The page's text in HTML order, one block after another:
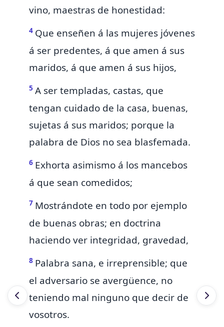
vino, maestras de honestidad:
4 Que enseñen á las mujeres jóvenes
á ser predentes, á que amen á sus
maridos, á que amen á sus hijos,
5 A sertempladas, castas, que
tengan cuidado de la casa, buenas,
sujetas á sus maridos; porque la
palabra de Dios no sea blasfemada.
6 Exhorta asimismo á los mancebos
á que sean comedidos;
7 Mostrándote en todo por ejemplo
de buenas obras; en doctrina
haciendo ver integridad, gravedad,
8 Palabra sana, e irreprensible; que
el adversario se avergüence, no
teniendo mal ninguno que decir de
vosotros.